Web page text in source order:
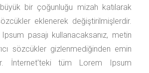
bir çoğunluğu mizah katılarak
eklenerek değiştirilmişlerdir.
pasajı kullanacaksanız, metin
sözcükler gizlenmediğinden emin
İnternet'teki tüm Lorem Ipsum